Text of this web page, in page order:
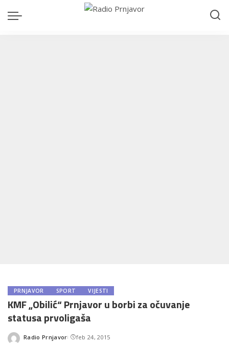
PRNJAVOR SPORT VIJESTI
KMF „Obilić“ Prnjavor u borbi za očuvanje
statusa prvoligaša
Posted
Radio Prnjavor feb 24, 2015